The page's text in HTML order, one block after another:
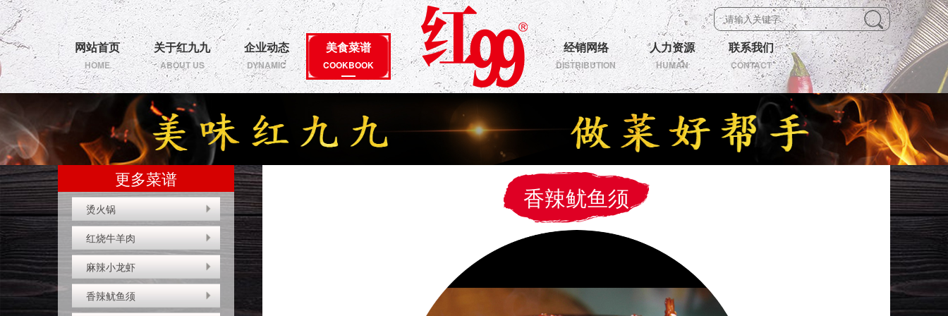
网站首页
HOME
关于红九九
ABOUT US
企业动态
DYNAMIC
美食菜谱
COOKBOOK
经销网络
DISTRIBUTION
人力资源
HUMAN
联系我们
CONTACT
更多菜谱
烫火锅
红烧牛羊肉
麻辣小龙虾
香辣鱿鱼须
香辣鱿鱼须